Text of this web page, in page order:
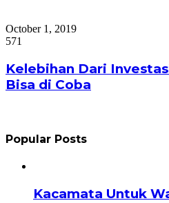
October 1, 2019
571
Kelebihan Dari
Bisa di Coba
Popular Posts
Kacamata Untuk